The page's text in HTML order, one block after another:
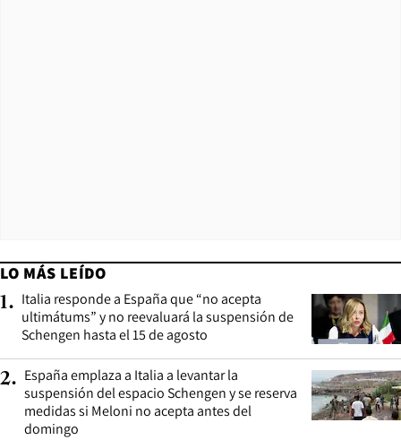
LO MÁS LEÍDO
1. Italia responde a España que “no acepta
ultimátums” y no reevaluará la suspensión de
Schengen hasta el 15 de agosto
2. España emplaza a Italia a levantar la
suspensión del espacio Schengen y se reserva
medidas si Meloni no acepta antes del
domingo